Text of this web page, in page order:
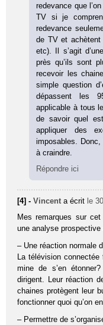
redevance que
TV si je
redevance
de TV et achètent
etc). Il s’agit
près qu’ils sont
recevoir les
simple question
dépassent les
applicable à tous
de savoir quel
appliquer des
imposables.
à craindre.
Répondre ici
[4] -Vincent a écrit le
Mes remarques sur
une analyse
– Une réaction normale
La télévision
mine de s’en
dirigent. Leur réaction
chaines protègent leur
fonctionner quoi qu’on
– Permettre de